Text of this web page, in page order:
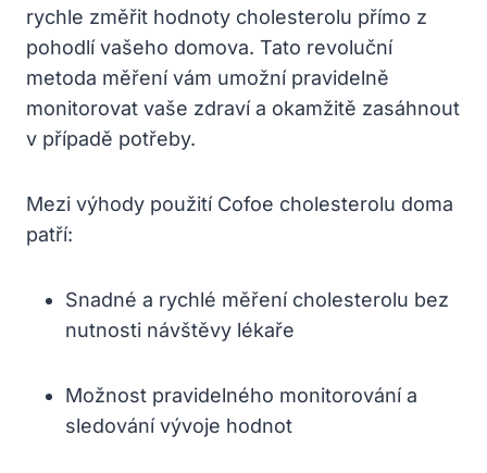
rychle změřit hodnoty cholesterolu přímo z
pohodlí vašeho domova. Tato revoluční
metoda měření vám umožní pravidelně
monitorovat vaše zdraví a okamžitě zasáhnout
v případě potřeby.
Mezi výhody použití Cofoe cholesterolu doma
patří:
Snadné a rychlé měření cholesterolu bez
nutnosti návštěvy lékaře
Možnost pravidelného monitorování a
sledování vývoje hodnot